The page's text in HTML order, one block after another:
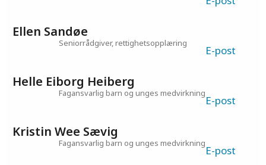
E-post
Ellen Sandøe